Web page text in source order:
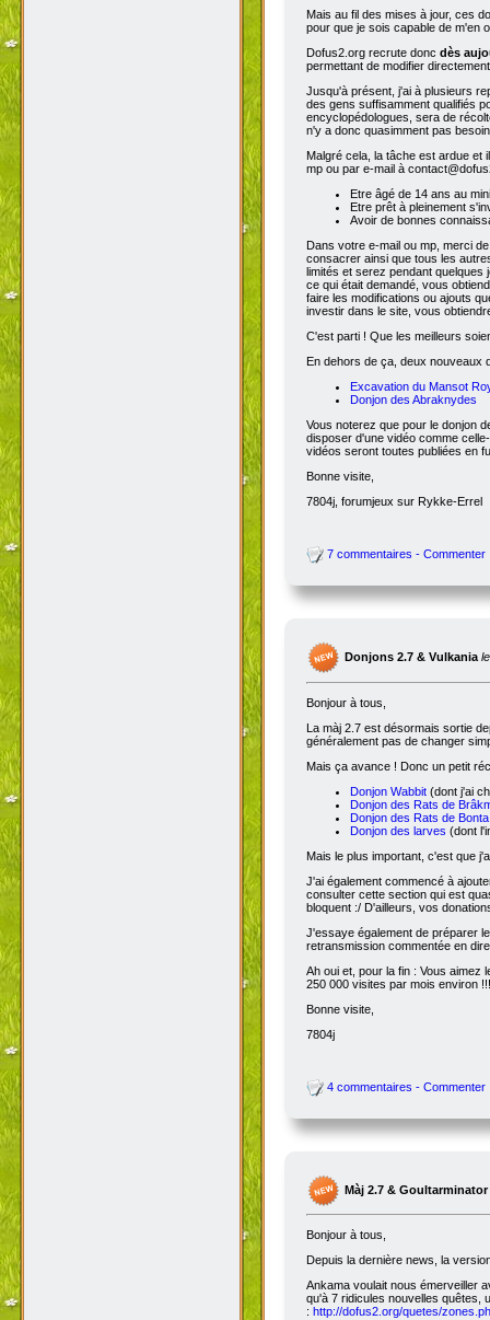
Mais au fil des mises à jour, ces
pour que je sois capable de m'en
Dofus2.org recrute donc dès
permettant de modifier
Jusqu'à présent, j'ai à plusieurs
des gens suffisamment qualifiés
encyclopédologues, sera de
n'y a donc quasimment pas
Malgré cela, la tâche est ardue
mp ou par e-mail à
Etre âgé de 14 ans au
Etre prêt à pleinement
Avoir de bonnes
Dans votre e-mail ou mp, merci
consacrer ainsi que tous les
limités et serez pendant
ce qui était demandé, vous
faire les modifications ou ajouts
investir dans le site, vous
C'est parti ! Que les meilleurs
En dehors de ça, deux nouveaux
Excavation du Mansot
Donjon des Abraknydes
Vous noterez que pour le donjon
disposer d'une vidéo comme
vidéos seront toutes publiées en
Bonne visite,
7804j, forumjeux sur Rykke-Errel
7 commentaires - Commenter
Donjons 2.7 & Vulkania
Bonjour à tous,
La màj 2.7 est désormais sortie
généralement pas de changer
Mais ça avance ! Donc un petit
Donjon Wabbit (dont j'ai
Donjon des Rats de
Donjon des Rats de Bonta
Donjon des larves (dont
Mais le plus important, c'est que
J'ai également commencé à
consulter cette section qui est
bloquent :/ D'ailleurs, vos
J'essaye également de préparer
retransmission commentée en
Ah oui et, pour la fin : Vous
250 000 visites par mois environ !!!
Bonne visite,
7804j
4 commentaires - Commenter
Màj 2.7 & Goultarminator
Bonjour à tous,
Depuis la dernière news, la
Ankama voulait nous émerveiller
qu'à 7 ridicules nouvelles quêtes,
: http://dofus2.org/quetes/